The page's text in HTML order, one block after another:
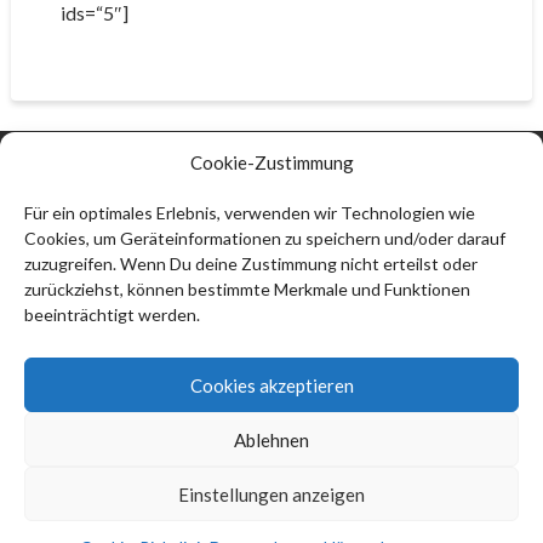
Cookie-Zustimmung
Für ein optimales Erlebnis, verwenden wir Technologien wie
Cookies, um Geräteinformationen zu speichern und/oder darauf
zuzugreifen. Wenn Du deine Zustimmung nicht erteilst oder
zurückziehst, können bestimmte Merkmale und Funktionen
beeinträchtigt werden.
Cookies akzeptieren
Ablehnen
Einstellungen anzeigen
ids=“5″]
Thomas Ströbel
74912 Kirchardt
info@thomas-stroebel.de
Impressum
Datenschutzerklärung (EU)
Cookie-Richtlinie (EU)